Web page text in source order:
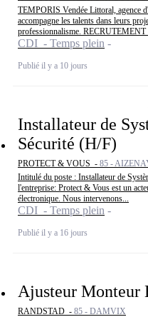
TEMPORIS Vendée Littoral, agence
accompagne les talents dans leurs
professionnalisme.
CDI - Temps plein
Publié il y a 10 jours
Installateur de
Sécurité (H/F)
PROTECT & VOUS - 85 -
Intitulé du poste : Installateur de
l'entreprise: Protect & Vous est un
électronique. Nous intervenons...
CDI - Temps plein
Publié il y a 16 jours
Ajusteur Monteur
RANDSTAD - 85 - DAMVIX